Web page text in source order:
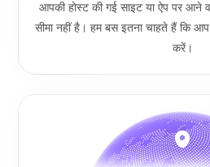
आपकी होस्ट की गई साइट या ऐप पर आने
सीमा नहीं है। हम बस इतना चाहते हैं कि आप
करें।